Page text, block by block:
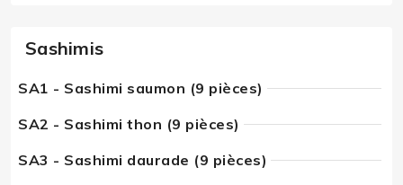
Sashimis
SA1 - Sashimi saumon (9 pièces)
SA2 - Sashimi thon (9 pièces)
SA3 - Sashimi daurade (9 pièces)